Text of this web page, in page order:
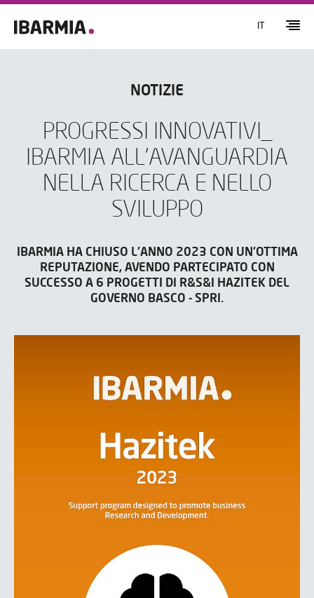
NOTIZIE
PROGRESSI INNOVATIVI_
IBARMIA ALL'AVANGUARDIA
NELLA RICERCA E NELLO
SVILUPPO
IBARMIA HA CHIUSO L'ANNO 2023 CON UN'OTTIMA
REPUTAZIONE, AVENDO PARTECIPATO CON
SUCCESSO A 6 PROGETTI DI R&S&I HAZITEK DEL
GOVERNO BASCO - SPRI.